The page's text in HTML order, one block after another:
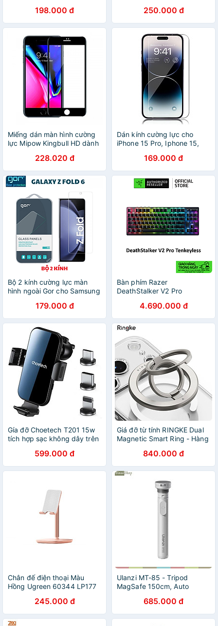
nhiễu - HÀNG CHÍNH HÃNG
198.000 đ
KICKSTAND - Hàng chính
hãng
250.000 đ
Miếng dán màn hình cường
lực Mipow Kingbull HD dành
228.020 đ
Dán kính cường lực cho
iPhone 15 Pro, Iphone 15,
Pro Max Nillkin Amazing H+
Pro (mỏng 0.2 mm, vát
cạnh, chống trầy, chống va
đập - Hàng chính hãng
169.000 đ
Bộ 2 kính cường lực màn
hình ngoài Gor cho Samsung
fold 8/ Z Fold 8 Ultra - Hàng
Chính Hãng
179.000 đ
Bàn phím Razer
DeathStalker V2 Pro
Profile Optical Gaming
Keyboard
4.690.000 đ
Gía đỡ Choetech T201 15w
tích hợp sạc không dây trên
châm đa năng - hàng chính
hãng
599.000 đ
Giá đỡ từ tính RINGKE Dual
Magnetic Smart Ring - Hàng
840.000 đ
Chân đế điện thoại Màu
Hồng Ugreen 60344 LP177
245.000 đ
Ulanzi MT-85 - Tripod
MagSafe 150cm, Auto
Bluetooth Remote Thông
Minh Cho Điện Thoại - Hàng
chính hãng
685.000 đ